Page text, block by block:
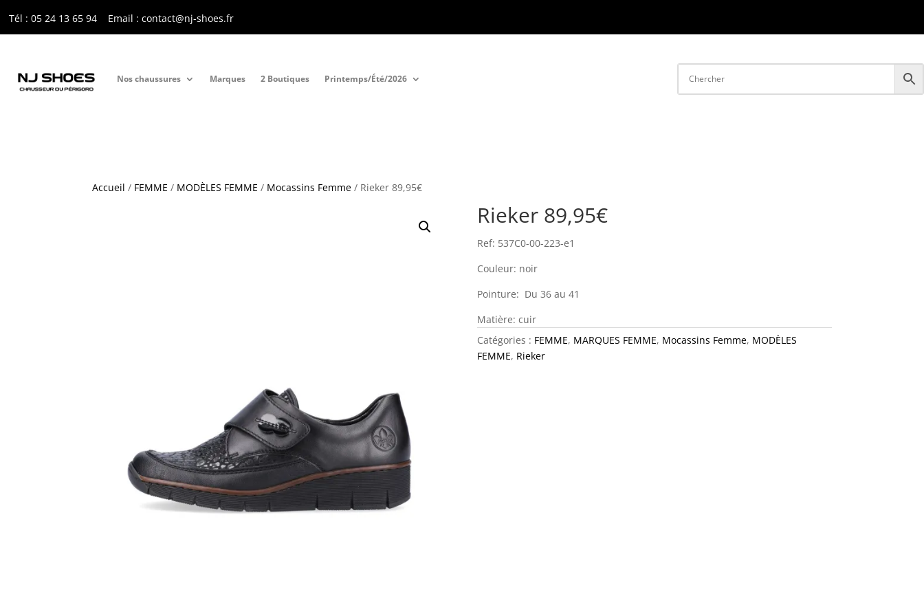
Tél : 05 24 13 65 94 Email : contact@nj-shoes.fr
Nos chaussures Marques 2 Boutiques Printemps/Été/2026
Accueil / FEMME / MODÈLES FEMME / Mocassins Femme / Rieker 89,95€
Rieker 89,95€
Ref: 537C0-00-223-e1
Couleur: noir
Pointure: Du 36 au 41
Matière: cuir
Catégories : FEMME, MARQUES FEMME, Mocassins Femme, MODÈLES
FEMME, Rieker